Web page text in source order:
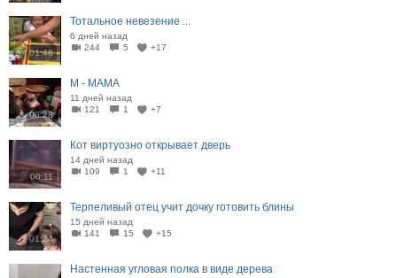
01:48
Тотальное невезение ...
6 дней назад
244
5 +17
00:28
М - МАМА
11 дней назад
121
1 +7
00:11
Кот виртуозно открывает дверь
14 дней назад
109
1 +11
01:24
Терпеливый отец учит дочку готовить блины
15 дней назад
141
15 +15
Настенная угловая полка в виде дерева